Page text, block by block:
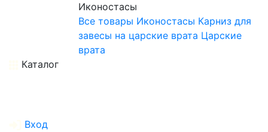
Иконостасы
Все товары Иконостасы Карниз для
завесы на царские врата Царские
врата
Каталог
Вход